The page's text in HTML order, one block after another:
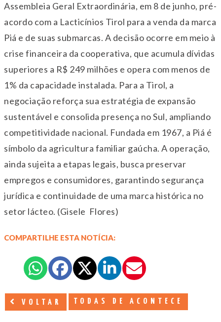
Assembleia Geral Extraordinária, em 8 de junho, pré-
acordo com a Lacticínios Tirol para a venda da marca
Piá e de suas submarcas. A decisão ocorre em meio à
crise financeira da cooperativa, que acumula dívidas
superiores a R$ 249 milhões e opera com menos de
1% da capacidade instalada. Para a Tirol, a
negociação reforça sua estratégia de expansão
sustentável e consolida presença no Sul, ampliando
competitividade nacional. Fundada em 1967, a Piá é
símbolo da agricultura familiar gaúcha. A operação,
ainda sujeita a etapas legais, busca preservar
empregos e consumidores, garantindo segurança
jurídica e continuidade de uma marca histórica no
setor lácteo. (Gisele Flores)
COMPARTILHE ESTA NOTÍCIA:
VOLTAR TODAS DE ACONTECE